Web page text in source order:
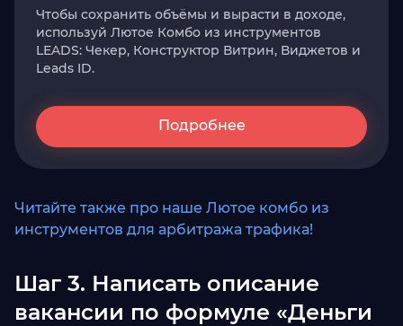
Чтобы сохранить объёмы и вырасти в доходе,
используй Лютое Комбо из инструментов
LEADS: Чекер, Конструктор Витрин, Виджетов и
Leads ID.
Подробнее
Читайте также про наше Лютое комбо из
инструментов для арбитража трафика!
Шаг 3. Написать описание
вакансии по формуле «Деньги